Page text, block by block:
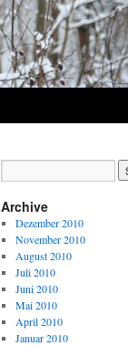
Archive
Dezember 2010
November 2010
August 2010
Juli 2010
Juni 2010
Mai 2010
April 2010
Januar 2010